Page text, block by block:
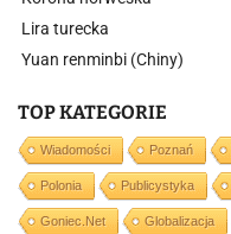
Lira turecka
Yuan renminbi (Chiny)
TOP KATEGORIE
Wiadomości Poznań
Polonia Publicystyka
Goniec.net Globalizacja